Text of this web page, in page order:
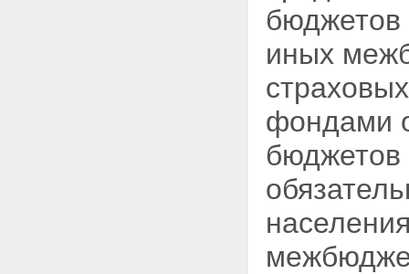
иных
фондами
бюджетов